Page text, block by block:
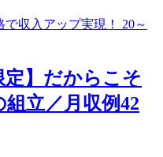
定】だからこそ
立／月収例42